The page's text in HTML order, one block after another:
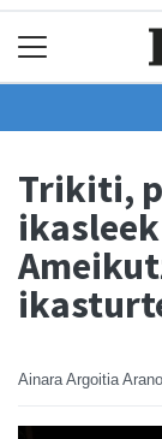
Trikiti,
Ainara Argoitia Arano